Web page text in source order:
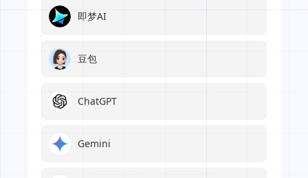
即梦AI
豆包
ChatGPT
Gemini